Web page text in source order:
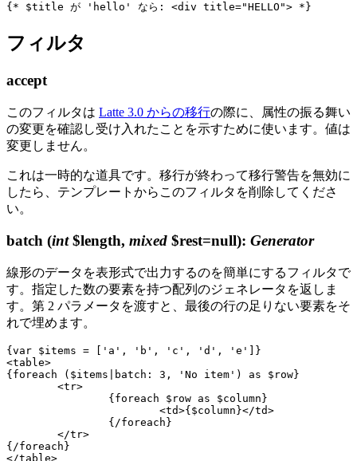
フィルタ
accept
このフィルタは Latte 3.0 からの移行の際に、属性の振る舞い
の変更を確認し受け入れたことを示すために使います。値は
変更しません。
これは一時的な道具です。移行が終わって移行警告を無効に
したら、テンプレートからこのフィルタを削除してくださ
い。
batch (int$length, mixed $rest=null): Generator
線形のデータを表形式で出力するのを簡単にするフィルタで
す。指定した数の要素を持つ配列のジェネレータを返しま
す。第 2 パラメータを渡すと、最後の行の足りない要素をそ
れで埋めます。
{var $items = ['a', 'b', 'c', 'd', 'e']}
<table>
{foreach ($items|batch: 3, 'No item') as $row}
{/foreach}